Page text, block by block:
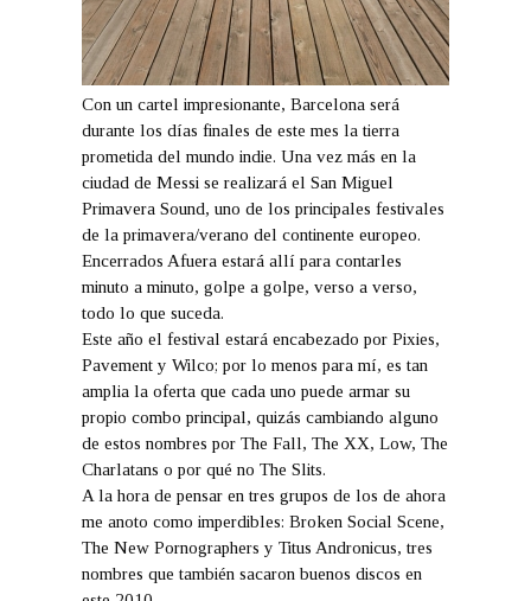
Con un cartel impresionante, Barcelona será
durante los días finales de este mes la tierra
prometida del mundo indie. Una vez más en la
ciudad de Messi se realizará el San Miguel
Primavera Sound, uno de los principales festivales
de la primavera/verano del continente europeo.
Encerrados Afuera estará allí para contarles
minuto a minuto, golpe a golpe, verso a verso,
todo lo que suceda.
Este año el festival estará encabezado por Pixies,
Pavement y Wilco; por lo menos para mí, es tan
amplia la oferta que cada uno puede armar su
propio combo principal, quizás cambiando alguno
de estos nombres por The Fall, The XX, Low, The
Charlatans o por qué no The Slits.
A la hora de pensar en tres grupos de los de ahora
me anoto como imperdibles: Broken Social Scene,
The New Pornographers y Titus Andronicus, tres
nombres que también sacaron buenos discos en